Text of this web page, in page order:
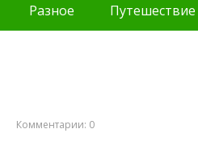
Разное Путешествие
Комментарии: 0